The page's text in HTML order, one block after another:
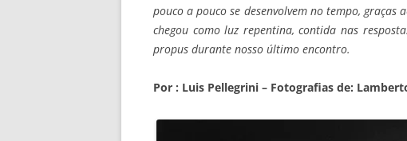
pouco a pouco se desenvolvem no tempo,
chegou como luz repentina, contida nas
propus durante nosso último encontro.
Por : Luis Pellegrini – Fotografias de: